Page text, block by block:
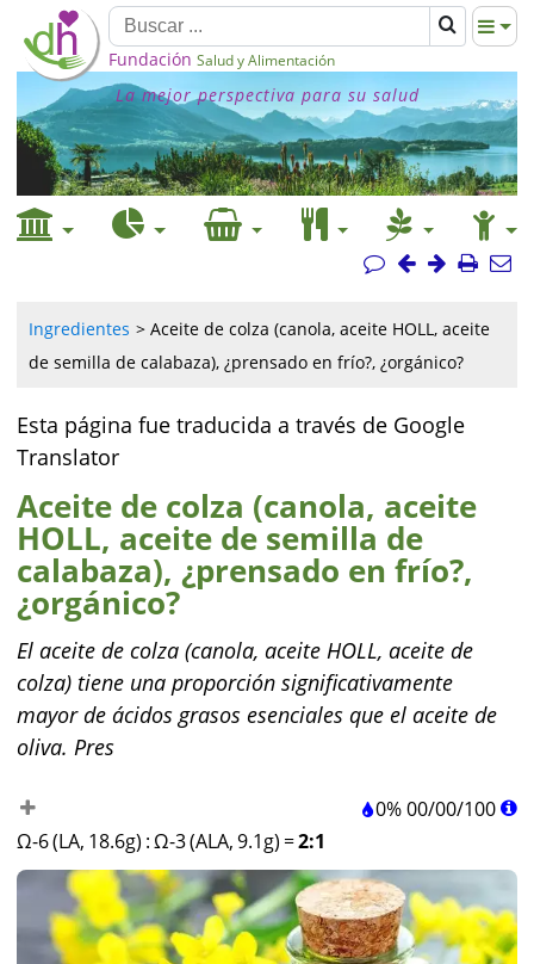
Fundación Salud y Alimentación
La mejor perspectiva para su salud
Ingredientes
Aceite de colza (canola, aceite HOLL, aceite
de semilla de calabaza), ¿prensado en frío?, ¿orgánico?
Esta página fue traducida a través de Google
Translator
Aceite de colza (canola, aceite
HOLL, aceite de semilla de
calabaza), ¿prensado en frío?,
¿orgánico?
El aceite de colza (canola, aceite HOLL, aceite de
colza) tiene una proporción significativamente
mayor de ácidos grasos esenciales que el aceite de
oliva. Pres
0%00/00/100
Ω-6 (LA, 18.6g) :Ω-3 (ALA, 9.1g) =2:1